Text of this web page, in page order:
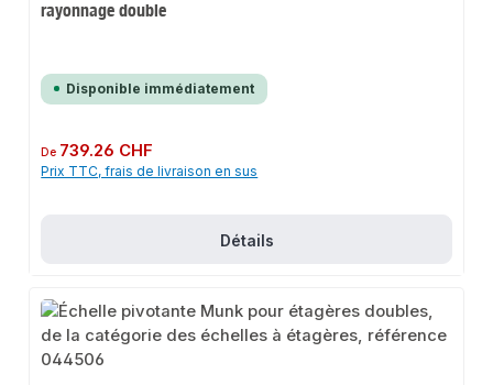
rayonnage double
Disponible immédiatement
Prix régulier :
De 739.26 CHF
Prix TTC, frais de livraison en sus
Détails